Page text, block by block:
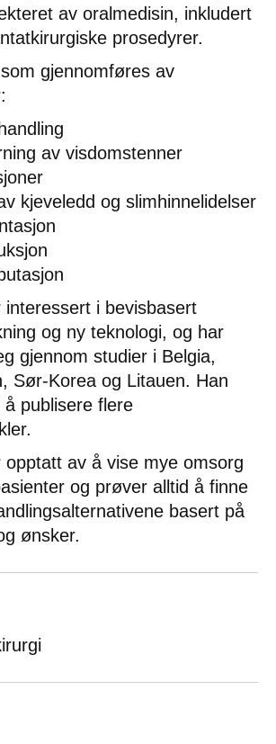
av oralmedisin, inkludert
prosedyrer.
gjennomføres av
av visdomstenner
kjeveledd og slimhinnelidelser
interessert i bevisbasert
og ny teknologi, og har
gjennom studier i Belgia,
Sør-Korea og Litauen. Han
publisere flere
opptatt av å vise mye omsorg
og prøver alltid å finne
basert på
ønsker.